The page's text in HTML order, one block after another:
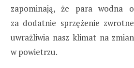
zapominają, że para wodna
za dodatnie sprzężenie
uwrażliwia nasz klimat na
w powietrzu.